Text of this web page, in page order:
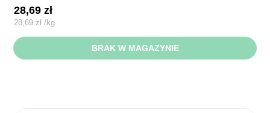
28,69zł
28,69 zł /kg
BRAK W MAGAZYNIE